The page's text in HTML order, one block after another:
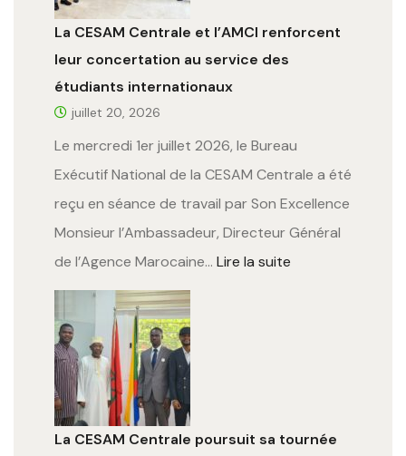
La CESAM Centrale et l’AMCI renforcent
leur concertation au service des
étudiants internationaux
juillet 20, 2026
Le mercredi 1er juillet 2026, le Bureau
Exécutif National de la CESAM Centrale a été
reçu en séance de travail par Son Excellence
Monsieur l’Ambassadeur, Directeur Général
de l’Agence Marocaine… Lire la suite
La CESAM Centrale poursuit sa tournée